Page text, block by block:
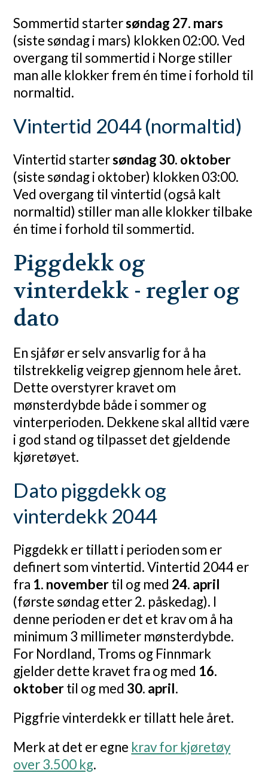
Sommertid startersøndag 27. mars
(siste søndag i mars) klokken 02:00. Ved
overgang til sommertid i Norge stiller
man alle klokker frem én time i forhold til
normaltid.
Vintertid 2044 (normaltid)
Vintertid startersøndag 30. oktober
(siste søndag i oktober) klokken 03:00.
Ved overgang til vintertid (også kalt
normaltid) stiller man alle klokker tilbake
én time i forhold til sommertid.
Piggdekk og
vinterdekk - regler og
dato
En sjåfør er selv ansvarlig for å ha
tilstrekkelig veigrep gjennom hele året.
Dette overstyrer kravet om
mønsterdybde både i sommer og
vinterperioden. Dekkene skal alltid være
i god stand og tilpasset det gjeldende
kjøretøyet.
Dato piggdekk og
vinterdekk 2044
Piggdekk er tillatt i perioden som er
definert som vintertid. Vintertid 2044 er
fra 1. novembertil og med 24. april
(første søndag etter 2. påskedag). I
denne perioden er det et krav om å ha
minimum 3 millimeter mønsterdybde.
For Nordland, Troms og Finnmark
gjelder dette kravet fra og med 16.
oktobertil og med 30. april.
Piggfrie vinterdekk er tillatt hele året.
Merk at det er egne krav for kjøretøy
over 3.500 kg.